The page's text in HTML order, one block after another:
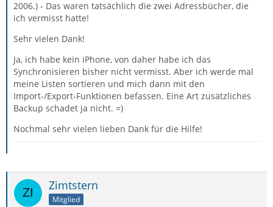
"Gesammelte Adressen" (history.mab bzw
history.sqlite).
im Profil in fortlaufend nummerierten Dateien abook-
1.sqlite, abook-2.sqlite, abook-3.sqlite, ...usw
gespeichert.
Wenn du tatsächlich ein zusätzliches AB kreiert hattest,
müsstest du in den Backups nach einer Datei wie
Zitat von Zimtstern
2006.) - Das waren tatsächlich die zwei Adressbücher, die
ich vermisst hatte!
Sehr vielen Dank!
Ja, ich habe kein iPhone, von daher habe ich das
Synchronisieren bisher nicht vermisst. Aber ich werde mal
meine Listen sortieren und mich dann mit den
Import-/Export-Funktionen befassen. Eine Art zusätzliches
Backup schadet ja nicht. =)
Nochmal sehr vielen lieben Dank für die Hilfe!
Zimtstern
Mitglied